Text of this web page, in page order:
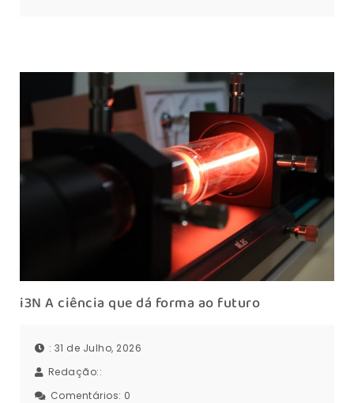
i3N A ciência que dá forma ao futuro
: 31 de Julho, 2026
Redação::
Comentários: 0